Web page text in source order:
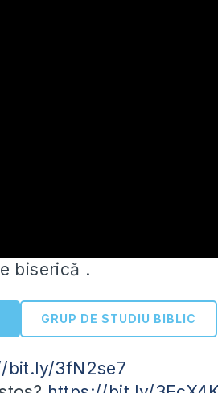
biserică .
GRUP DE STUDIU BIBLIC
bit.ly/3fN2se7